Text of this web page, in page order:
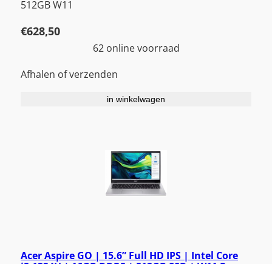
512GB W11
€628,50
62 online voorraad
Afhalen of verzenden
in winkelwagen
Acer Aspire GO | 15.6” Full HD IPS | Intel Core